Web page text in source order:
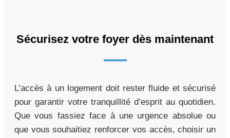
Sécurisez votre foyer dès maintenant
L’accès à un logement doit rester fluide et sécurisé
pour garantir votre tranquillité d’esprit au quotidien.
Que vous fassiez face à une urgence absolue ou
que vous souhaitiez renforcer vos accès, choisir un